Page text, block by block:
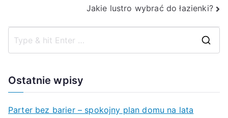
Jakie lustro wybrać do łazienki?
Ostatnie wpisy
Parter bez barier – spokojny plan domu na lata